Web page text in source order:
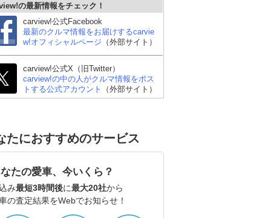
の最新情報をチェック！
carview!公式Facebook
最新のクルマ情報をお届けするcarvie
w!オフィシャルページ （外部サイト）
carview!公式X（旧Twitter）
carview!の中の人がクルマ情報をポス
トする公式アカウント
（外部サイト）
たにおすすめのサービス
たの愛車、今いくら？
み最短3時間後に最大20社から
の査定結果をWebでお知らせ！